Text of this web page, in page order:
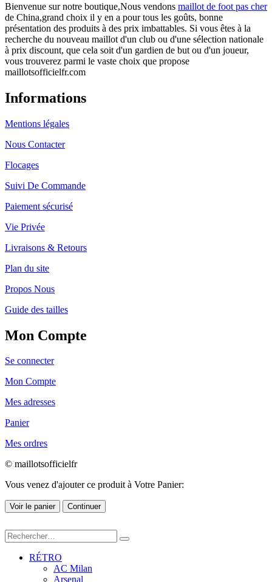
Bienvenue sur notre boutique,Nous vendons maillot de foot pas cher
de China,grand choix il y en a pour tous les goûts, bonne
présentation des produits à des prix imbattables. Si vous êtes à la
recherche du nouveau maillot d'un club ou d'une sélection nationale
à prix discount, que cela soit d'un gardien de but ou d'un joueur,
vous trouverez parmi le vaste choix que propose
maillotsofficielfr.com
Informations
Mentions légales
Nous Contacter
Flocages
Suivi De Commande
Paiement sécurisé
Vie Privée
Livraisons & Retours
Plan du site
Propos Nous
Guide des tailles
Mon Compte
Se connecter
Mon Compte
Mes adresses
Panier
Mes ordres
© maillotsofficielfr
Vous venez d'ajouter ce produit à Votre Panier:
Voir le panier Continuer
RÉTRO
AC Milan
Arsenal